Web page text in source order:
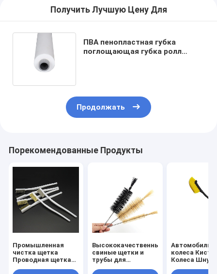
Получить Лучшую Цену Для
ПВА пенопластная губка
поглощающая губка ролл
Продолжать
Порекомендованные Продукты
Промышленная
чистка щетка
Проводная щетка
Высококачественные
свиные щетки и
трубы для
Автомобиль
колеса
Колеса